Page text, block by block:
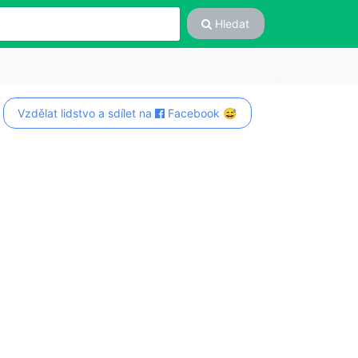
Hledat
Vzdělat lidstvo a sdílet na Facebook 😅